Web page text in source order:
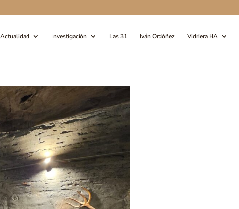
Actualidad Investigación Las 31 Iván Ordóñez Vidriera HA